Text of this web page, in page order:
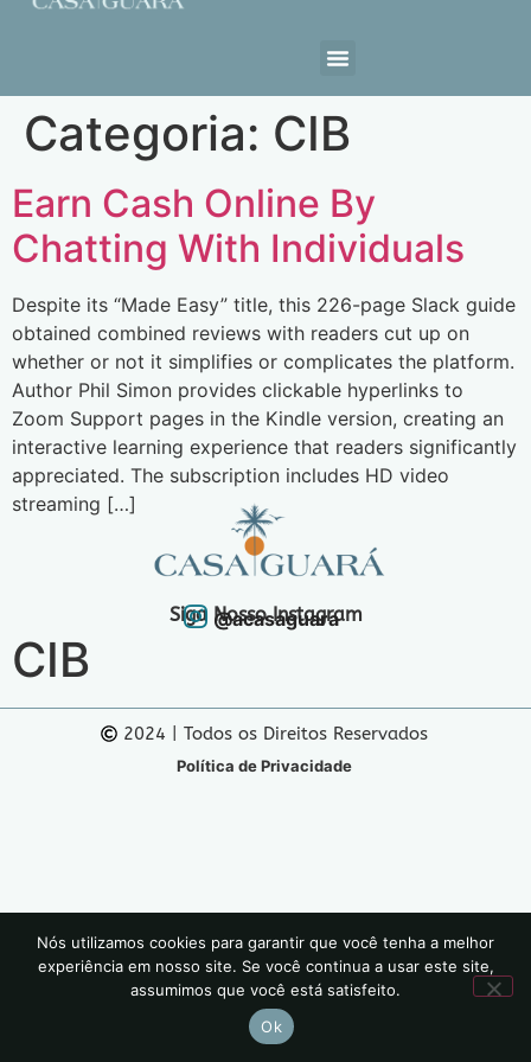
Categoria: CIB
Earn Cash Online By
Chatting With Individuals
Despite its “Made Easy” title, this 226-page Slack guide
obtained combined reviews with readers cut up on
whether or not it simplifies or complicates the platform.
Author Phil Simon provides clickable hyperlinks to
Zoom Support pages in the Kindle version, creating an
interactive learning experience that readers significantly
appreciated. The subscription includes HD video
streaming […]
Siga Nosso Instagram
@acasaguara
CIB
2024 | Todos os Direitos Reservados
Política de Privacidade
Nós utilizamos cookies para garantir que você tenha a melhor
experiência em nosso site. Se você continua a usar este site,
assumimos que você está satisfeito.
Ok